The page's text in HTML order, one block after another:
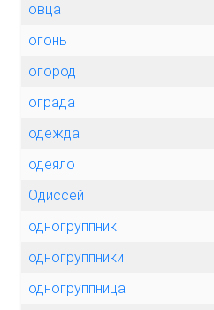
овца
огонь
огород
ограда
одежда
одеяло
Одиссей
одногруппник
одногруппники
одногруппница